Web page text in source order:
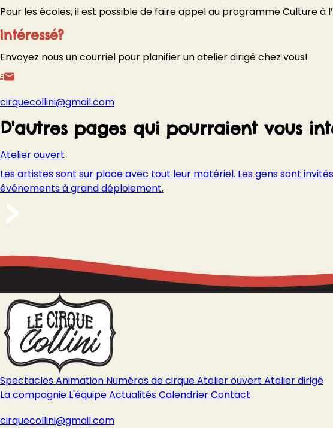
Pour les écoles, il est possible de faire appel au programme Culture à
Intéressé?
Envoyez nous un courriel pour planifier un atelier dirigé chez vous!
cirquecollini@gmail.com
D'autres pages qui pourraient vous
Atelier ouvert
Les artistes sont sur place avec tout leur matériel. Les gens sont
événements à grand déploiement.
SpectaclesAnimation Numéros de cirqueAtelier ouvert Atelier dirigé
La compagnie L'équipeActualitésCalendrierContact
cirquecollini@gmail.com